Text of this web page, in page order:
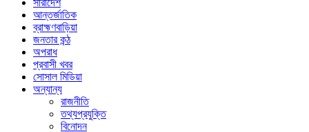
সারাদেশ
আন্তর্জাতিক
ব্রাহ্মণবাড়িয়া
জনতার কন্ঠ
অপরাধ
প্রবাসী খবর
সোসাল মিডিয়া
অন্যান্য
রাজনীতি
তথ্যপ্রযুক্তি
বিনোদন